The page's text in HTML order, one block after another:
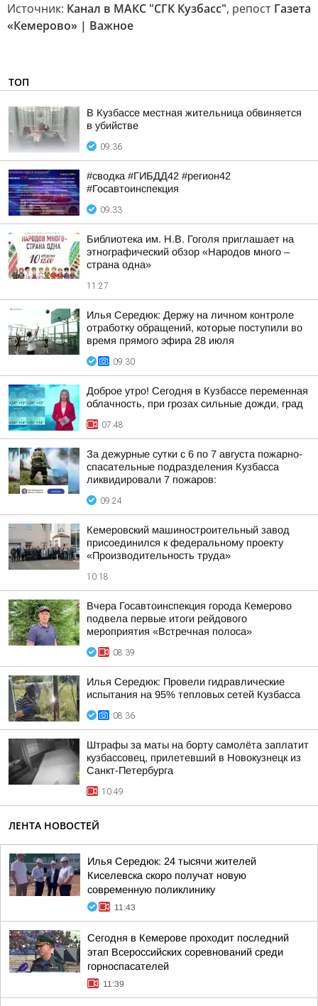
Источник: Канал в МАКС "СГК Кузбасс", репост Газета
«Кемерово» | Важное
ТОП
В Кузбассе местная жительница обвиняется
в убийстве
09:36
#сводка #ГИБДД42 #регион42
#Госавтоинспекция
09:33
Библиотека им. Н.В. Гоголя приглашает на
этнографический обзор «Народов много –
страна одна»
11:27
Илья Середюк: Держу на личном контроле
отработку обращений, которые поступили во
время прямого эфира 28 июля
09:30
Доброе утро! Сегодня в Кузбассе переменная
облачность, при грозах сильные дожди, град
07:48
За дежурные сутки с 6 по 7 августа пожарно-
спасательные подразделения Кузбасса
ликвидировали 7 пожаров:
09:24
Кемеровский машиностроительный завод
присоединился к федеральному проекту
«Производительность труда»
10:18
Вчера Госавтоинспекция города Кемерово
подвела первые итоги рейдового
мероприятия «Встречная полоса»
08:39
Илья Середюк: Провели гидравлические
испытания на 95% тепловых сетей Кузбасса
08:36
Штрафы за маты на борту самолёта заплатит
кузбассовец, прилетевший в Новокузнецк из
Санкт-Петербурга
10:49
ЛЕНТА НОВОСТЕЙ
Илья Середюк: 24 тысячи жителей
Киселевска скоро получат новую
современную поликлинику
11:43
Сегодня в Кемерове проходит последний
этап Всероссийских соревнований среди
горноспасателей
11:39